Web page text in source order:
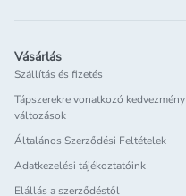
Vásárlás
Szállítás és fizetés
Tápszerekre vonatkozó kedvezmény
változások
Általános Szerződési Feltételek
Adatkezelési tájékoztatóink
Elállás a szerződéstől